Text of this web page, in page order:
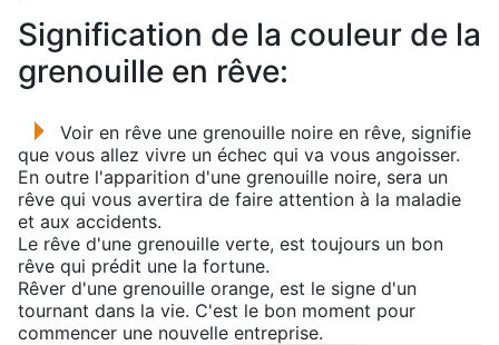
Signification de la couleur de la
grenouille en rêve:
Voir en rêve une grenouille noire en rêve, signifie
que vous allez vivre un échec qui va vous angoisser.
En outre l'apparition d'une grenouille noire, sera un
rêve qui vous avertira de faire attention à la maladie
et aux accidents.
Le rêve d'une grenouille verte, est toujours un bon
rêve qui prédit une la fortune.
Rêver d'une grenouille orange, est le signe d'un
tournant dans la vie. C'est le bon moment pour
commencer une nouvelle entreprise.